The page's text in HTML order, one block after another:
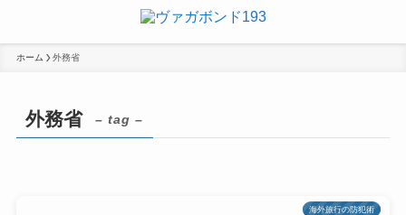
ホーム 外務省
外務省 – tag –
海外旅行の防犯術